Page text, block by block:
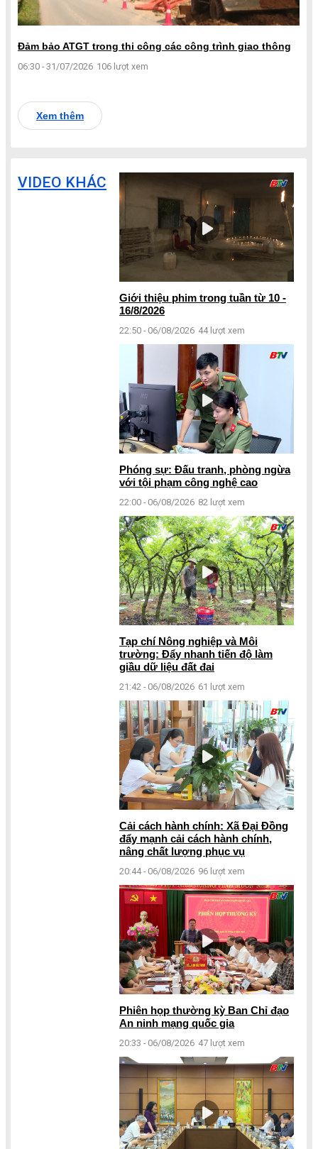
Đảm bảo ATGT trong thi công các công trình giao thông
06:30 - 31/07/2026 106 lượt xem
Xem thêm
VIDEO KHÁC
Giới thiệu phim trong tuần từ 10 -
16/8/2026
22:50 - 06/08/2026 44 lượt xem
Phóng sự: Đấu tranh, phòng ngừa
với tội phạm công nghệ cao
22:00 - 06/08/2026 82 lượt xem
Tạp chí Nông nghiệp và Môi
trường: Đẩy nhanh tiến độ làm
giầu dữ liệu đất đai
21:42 - 06/08/2026 61 lượt xem
Cải cách hành chính: Xã Đại Đồng
đẩy mạnh cải cách hành chính,
nâng chất lượng phục vụ
20:44 - 06/08/2026 96 lượt xem
Phiên họp thường kỳ Ban Chỉ đạo
An ninh mạng quốc gia
20:33 - 06/08/2026 47 lượt xem